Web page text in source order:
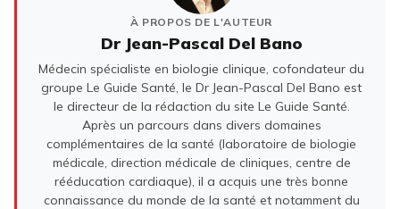
À PROPOS DE L'AUTEUR
Dr Jean-Pascal Del Bano
Médecin spécialiste en biologie clinique, cofondateur du
groupe Le Guide Santé, le Dr Jean-Pascal Del Bano est
le directeur de la rédaction du site Le Guide Santé.
Après un parcours dans divers domaines
complémentaires de la santé (laboratoire de biologie
médicale, direction médicale de cliniques, centre de
rééducation cardiaque), il a acquis une très bonne
connaissance du monde de la santé et notamment du